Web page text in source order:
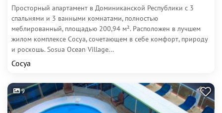
Просторный апартамент в Доминиканской Республики с 3
спальнями и 3 ванными комнатами, полностью
меблированный, площадью 200,94 м². Расположен в лучшем
жилом комплексе Сосуа, сочетающем в себе комфорт, природу
и роскошь. Sosua Ocean Village...
Сосуа
9